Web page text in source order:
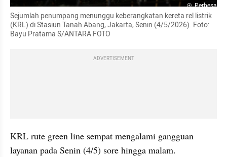
Perbesar
Sejumlah penumpang menunggu keberangkatan kereta rel listrik
(KRL) di Stasiun Tanah Abang, Jakarta, Senin (4/5/2026). Foto:
Bayu Pratama S/ANTARA FOTO
ADVERTISEMENT
KRL rute green line sempat mengalami gangguan
layanan pada Senin (4/5) sore hingga malam.